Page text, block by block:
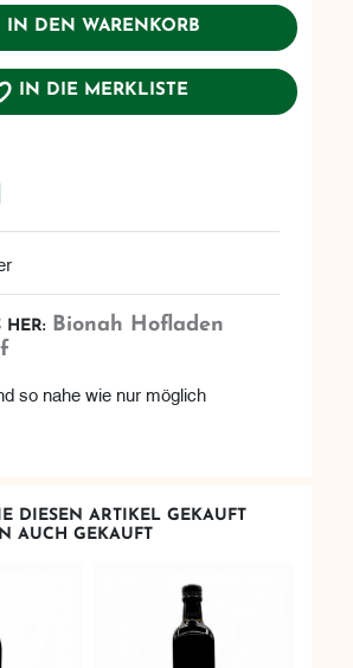
IN DEN WARENKORB
IN DIE MERKLISTE
HER: Bionah Hofladen
so nahe wie nur möglich
DIESEN ARTIKEL GEKAUFT
AUCH GEKAUFT